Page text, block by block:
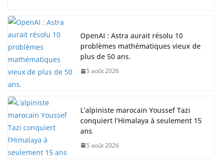
OpenAI : Astra aurait résolu 10
problèmes mathématiques vieux de
plus de 50 ans.
5 août 2026
L’alpiniste marocain Youssef Tazi
conquiert l’Himalaya à seulement 15
ans
5 août 2026